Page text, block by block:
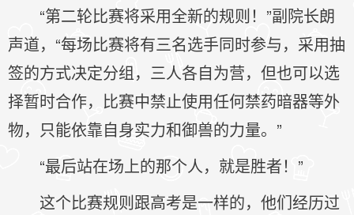
“第二轮比赛将采用全新的规则！”副院长朗
声道，“每场比赛将有三名选手同时参与，采用抽
签的方式决定分组，三人各自为营，但也可以选
择暂时合作，比赛中禁止使用任何禁药暗器等外
物，只能依靠自身实力和御兽的力量。”
“最后站在场上的那个人，就是胜者！”
这个比赛规则跟高考是一样的，他们经历过